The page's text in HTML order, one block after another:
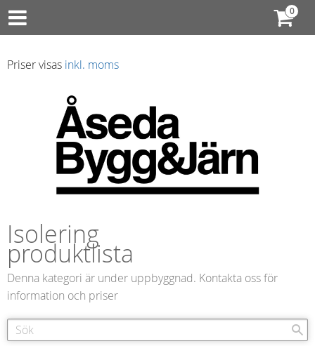
Priser visas inkl. moms
Isolering
produktlista
Denna kategori är under uppbyggnad. Kontakta oss för
information och priser